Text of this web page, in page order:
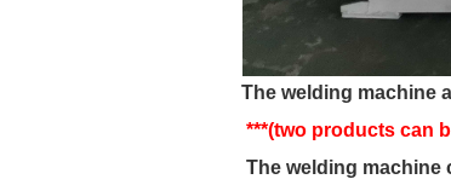
The welding machine
***(two products can
The welding machine